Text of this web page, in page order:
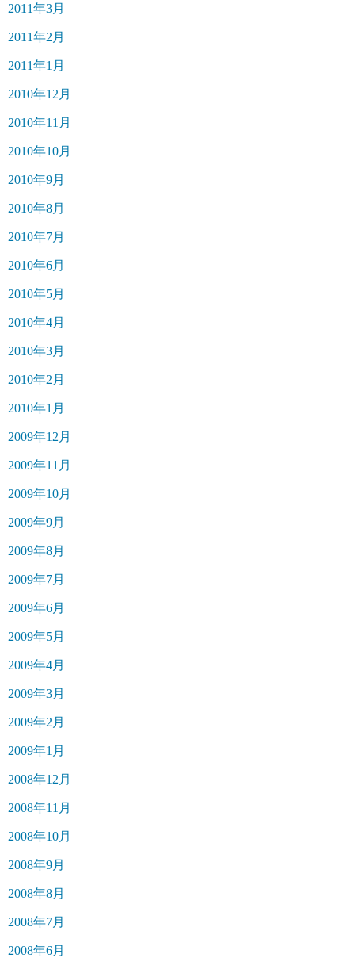
2011年3月
2011年2月
2011年1月
2010年12月
2010年11月
2010年10月
2010年9月
2010年8月
2010年7月
2010年6月
2010年5月
2010年4月
2010年3月
2010年2月
2010年1月
2009年12月
2009年11月
2009年10月
2009年9月
2009年8月
2009年7月
2009年6月
2009年5月
2009年4月
2009年3月
2009年2月
2009年1月
2008年12月
2008年11月
2008年10月
2008年9月
2008年8月
2008年7月
2008年6月